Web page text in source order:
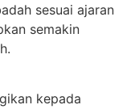
sesuai ajaran
semakin
kepada